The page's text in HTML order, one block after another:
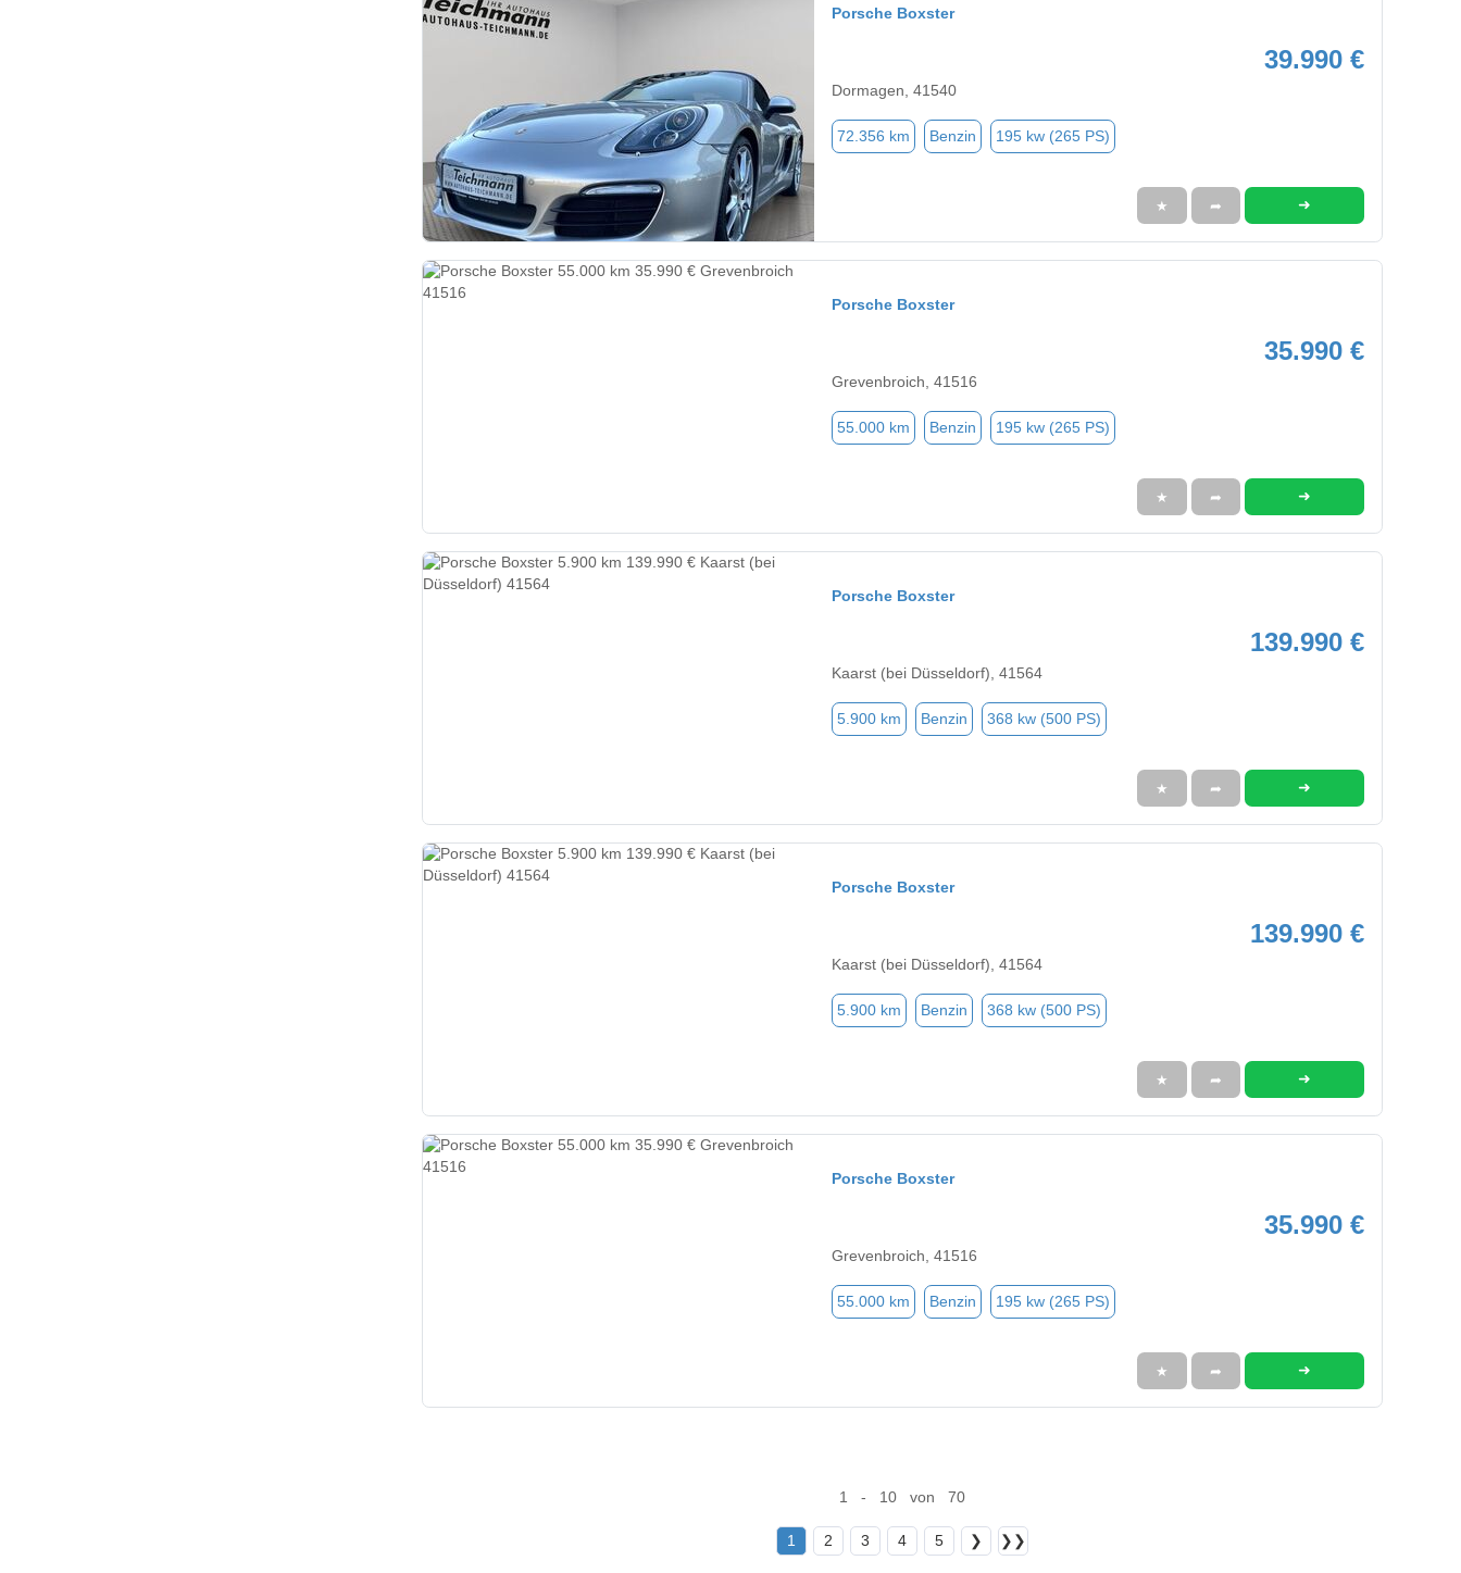
Porsche Boxster
39.990 €
Dormagen, 41540
72.356 km Benzin 195 kw (265 PS)
★ ➦ ➜
Porsche Boxster
35.990 €
Grevenbroich, 41516
55.000 km Benzin 195 kw (265 PS)
★ ➦ ➜
Porsche Boxster
139.990 €
Kaarst (bei Düsseldorf), 41564
5.900 km Benzin 368 kw (500 PS)
★ ➦ ➜
Porsche Boxster
139.990 €
Kaarst (bei Düsseldorf), 41564
5.900 km Benzin 368 kw (500 PS)
★ ➦ ➜
Porsche Boxster
35.990 €
Grevenbroich, 41516
55.000 km Benzin 195 kw (265 PS)
★ ➦ ➜
1 - 10 von 70
1 2 3 4 5 ❯ ❯❯